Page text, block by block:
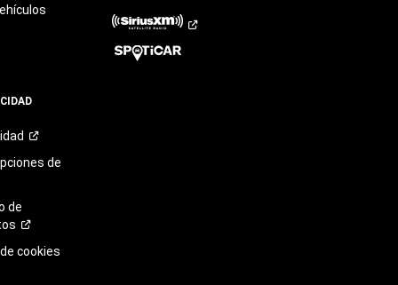
de
de
cookies